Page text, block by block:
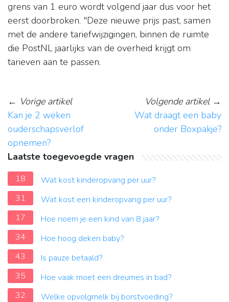
grens van 1 euro wordt volgend jaar dus voor het
eerst doorbroken. "Deze nieuwe prijs past, samen
met de andere tariefwijzigingen, binnen de ruimte
die PostNL jaarlijks van de overheid krijgt om
tarieven aan te passen.
← Vorige artikel
Kan je 2 weken
ouderschapsverlof
opnemen?
Volgende artikel→
Wat draagt een baby
onder Boxpakje?
Laatste toegevoegde vragen
18
Wat kost kinderopvang per uur?
31
Wat kost een kinderopvang per uur?
17
Hoe noem je een kind van 8 jaar?
34
Hoe hoog deken baby?
43
Is pauze betaald?
35
Hoe vaak moet een dreumes in bad?
32
Welke opvolgmelk bij borstvoeding?